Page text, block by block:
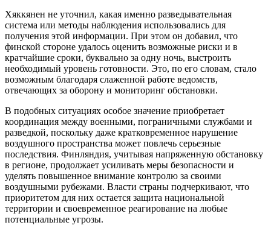
Хяккянен не уточнил, какая именно разведывательная
система или методы наблюдения использовались для
получения этой информации. При этом он добавил, что
финской стороне удалось оценить возможные риски и в
кратчайшие сроки, буквально за одну ночь, выстроить
необходимый уровень готовности. Это, по его словам, стало
возможным благодаря слаженной работе ведомств,
отвечающих за оборону и мониторинг обстановки.
В подобных ситуациях особое значение приобретает
координация между военными, пограничными службами и
разведкой, поскольку даже кратковременное нарушение
воздушного пространства может повлечь серьезные
последствия. Финляндия, учитывая напряженную обстановку
в регионе, продолжает усиливать меры безопасности и
уделять повышенное внимание контролю за своими
воздушными рубежами. Власти страны подчеркивают, что
приоритетом для них остается защита национальной
территории и своевременное реагирование на любые
потенциальные угрозы.